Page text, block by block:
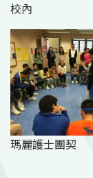
校內
瑪麗護士團契